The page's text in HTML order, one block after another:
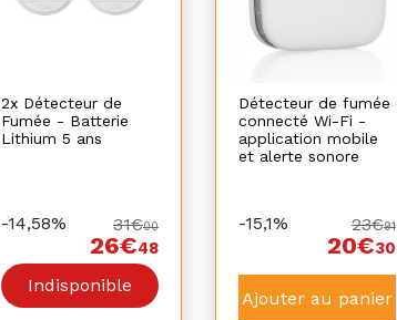
2x Détecteur de
Fumée - Batterie
Lithium 5 ans
-14,58% 31€00
26€48
Indisponible
Détecteur de fumée
connecté Wi-Fi -
application mobile
et alerte sonore
-15,1% 23€91
20€30
Ajouter au panier